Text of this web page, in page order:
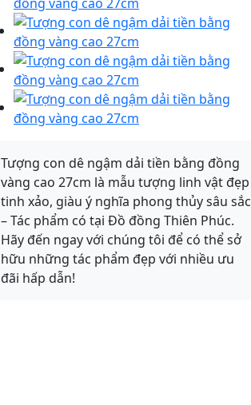
Tượng con dê ngậm dải tiền bằng đồng
vàng cao 27cm là mẫu tượng linh vật đẹp
tinh xảo, giàu ý nghĩa phong thủy sâu sắc
– Tác phẩm có tại Đồ đồng Thiên Phúc.
Hãy đến ngay với chúng tôi để có thể sở
hữu những tác phẩm đẹp với nhiều ưu
đãi hấp dẫn!